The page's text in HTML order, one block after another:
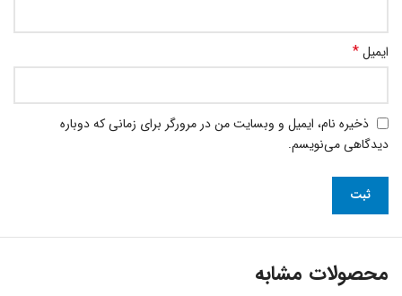
ایمیل*
ذخیره نام، ایمیل و وبسایت من در مرورگر برای زمانی که دوباره
دیدگاهی می‌نویسم.
محصولات مشابه